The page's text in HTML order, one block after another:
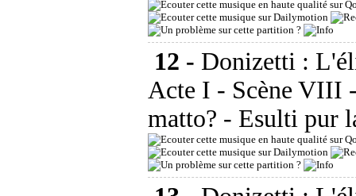
12 - Donizetti :
Acte I - Scène VIII
matto? - Esulti pur